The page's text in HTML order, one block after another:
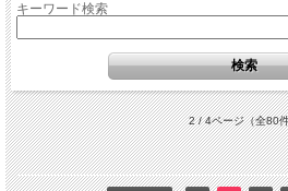
キーワード検索
2 / 4ページ（全80